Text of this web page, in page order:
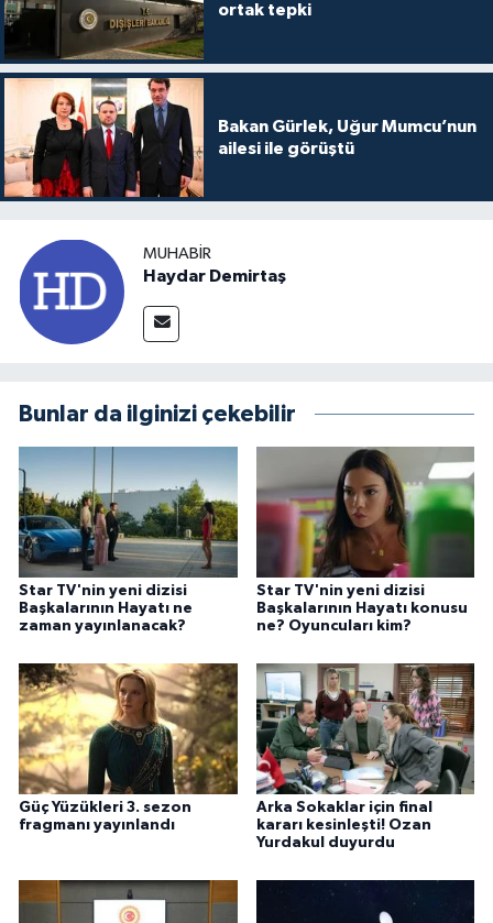
ortak tepki
Bakan Gürlek, Uğur Mumcu’nun
ailesi ile görüştü
MUHABIR
Haydar Demirtaş
Bunlar da ilginizi çekebilir
Star TV'nin yeni dizisi
Başkalarının Hayatı ne
zaman yayınlanacak?
Star TV'nin yeni dizisi
Başkalarının Hayatı konusu
ne? Oyuncuları kim?
Güç Yüzükleri 3. sezon
fragmanı yayınlandı
Arka Sokaklar için final
kararı kesinleşti! Ozan
Yurdakul duyurdu